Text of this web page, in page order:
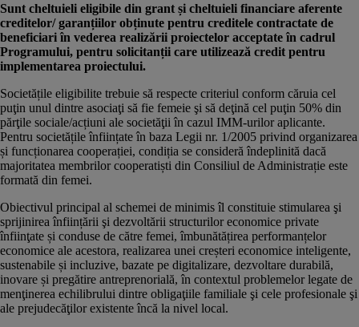
Sunt cheltuieli eligibile din grant și cheltuieli financiare aferente
creditelor/ garanțiilor obținute pentru creditele contractate de
beneficiari în vederea realizării proiectelor acceptate în cadrul
Programului, pentru solicitanții care utilizează credit pentru
implementarea proiectului.
Societățile eligibilite trebuie să respecte criteriul conform căruia cel
puţin unul dintre asociaţi să fie femeie şi să deţină cel puţin 50% din
părţile sociale/acțiuni ale societăţii în cazul IMM-urilor aplicante.
Pentru societățile înființate în baza Legii nr. 1/2005 privind organizarea
și funcționarea cooperației, condiția se consideră îndeplinită dacă
majoritatea membrilor cooperatiști din Consiliul de Administrație este
formată din femei.
Obiectivul principal al schemei de minimis îl constituie stimularea şi
sprijinirea înființării şi dezvoltării structurilor economice private
înfiinţate și conduse de către femei, îmbunătățirea performanțelor
economice ale acestora, realizarea unei creșteri economice inteligente,
sustenabile și incluzive, bazate pe digitalizare, dezvoltare durabilă,
inovare și pregătire antreprenorială, în contextul problemelor legate de
menţinerea echilibrului dintre obligaţiile familiale şi cele profesionale şi
ale prejudecăţilor existente încă la nivel local.